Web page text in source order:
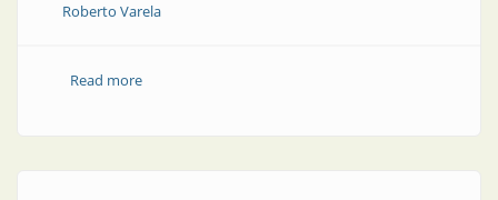
Roberto Varela
Read moreabout Sistemas instrumentados de seguridad